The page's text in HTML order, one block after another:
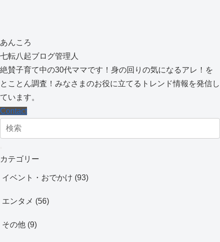
あんころ
七転八起ブログ管理人
絶賛子育て中の30代ママです！身の回りの気になるアレ！を
とことん調査！みなさまのお役に立てるトレンド情報を発信し
ています。
Contact
カテゴリー
イベント・おでかけ (93)
エンタメ (56)
その他 (9)